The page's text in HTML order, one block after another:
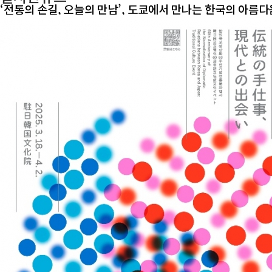
‘전통의 손길, 오늘의 만남’, 도쿄에서 만나는 한국의 아름